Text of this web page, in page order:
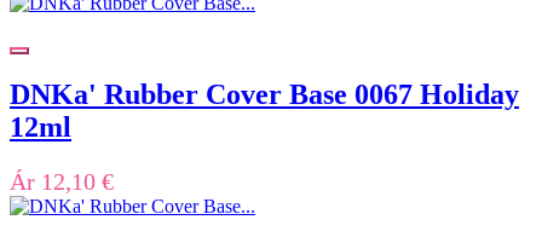
DNKa' Rubber Cover Base 0067 Holiday
12ml
Ár 12,10 €